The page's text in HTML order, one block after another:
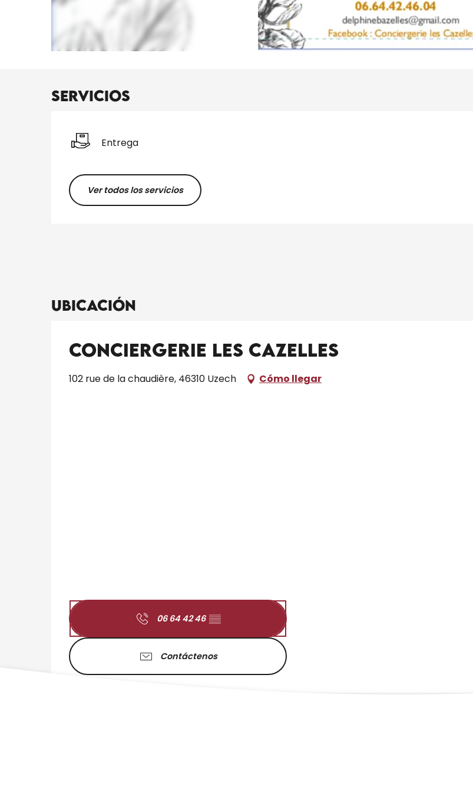
Servicios
Entrega
Ver todos los servicios
Ubicación
Conciergerie les Cazelles
102 rue de la chaudière, 46310 Uzech Cómo llegar
06 64 42 46 ▒▒
Contáctenos